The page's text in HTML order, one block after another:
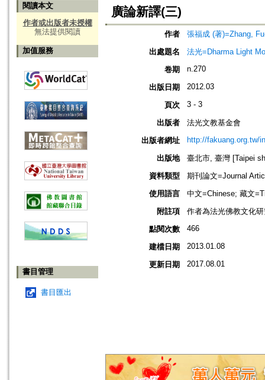
閱讀本文
作者或出版者未授權
無法提供閱讀
加值服務
書目管理
書目匯出
廣論新譯(三)
作者
張福成 (著)=Zhang,
出處題名
法光=Dharma Light
卷期
n.270
出版日期 2012.03
頁次 3 - 3
出版者
法光文教基金會
出版者網址
http://fakuang.org.tw/
出版地
臺北市, 臺灣 [Taipei
資料類型
期刊論文=Journal
使用語言
中文=Chinese; 藏文
附註項
作者為法光佛教文化
點閱次數
466
建檔日期 2013.01.08
更新日期 2017.08.01